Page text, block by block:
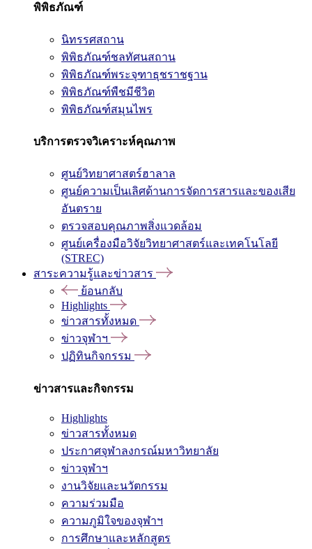
พิพิธภัณฑ์
นิทรรศสถาน
พิพิธภัณฑ์ชลทัศนสถาน
พิพิธภัณฑ์พระจุฑาธุชราชฐาน
พิพิธภัณฑ์พืชมีชีวิต
พิพิธภัณฑ์สมุนไพร
บริการตรวจวิเคราะห์คุณภาพ
ศูนย์วิทยาศาสตร์ฮาลาล
ศูนย์ความเป็นเลิศด้านการจัดการสารและของเสีย
อันตราย
ตรวจสอบคุณภาพสิ่งแวดล้อม
ศูนย์เครื่องมือวิจัยวิทยาศาสตร์และเทคโนโลยี
(STREC)
สาระความรู้และข่าวสาร
ย้อนกลับ
Highlights
ข่าวสารทั้งหมด
ข่าวจุฬาฯ
ปฏิทินกิจกรรม
ข่าวสารและกิจกรรม
Highlights
ข่าวสารทั้งหมด
ประกาศจุฬาลงกรณ์มหาวิทยาลัย
ข่าวจุฬาฯ
งานวิจัยและนวัตกรรม
ความร่วมมือ
ความภูมิใจของจุฬาฯ
การศึกษาและหลักสูตร